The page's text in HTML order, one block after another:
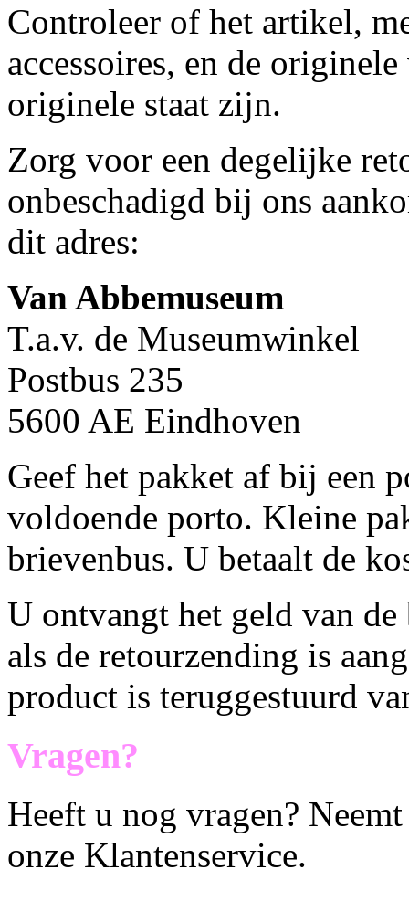
Controleer of het artikel,
accessoires, en de
originele staat zijn.
Zorg voor een degelijke
onbeschadigd bij ons
dit adres:
Van Abbemuseum
T.a.v. de Museumwinkel
Postbus 235
5600 AE Eindhoven
Geef het pakket af bij een
voldoende porto. Kleine
brievenbus. U betaalt de
U ontvangt het geld van
als de retourzending is
product is teruggestuurd
Vragen?
Heeft u nog vragen?
onze Klantenservice.